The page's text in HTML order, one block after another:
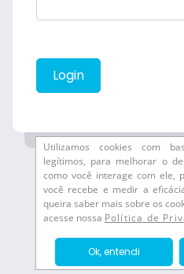
Login
Utilizamos cookies com
legítimos, para melhorar o
como você interage com ele,
você recebe e medir a
queira saber mais sobre os
acesse nossa Política de
Ok, entendi